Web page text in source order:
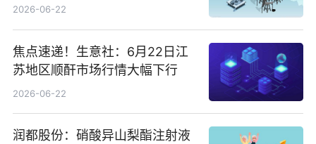
2026-06-22
焦点速递！生意社：6月22日江
苏地区顺酐市场行情大幅下行
2026-06-22
润都股份：硝酸异山梨酯注射液